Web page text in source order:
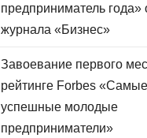
предприниматель года»
журнала «Бизнес»
Завоевание первого
рейтинге Forbes «Самые
успешные молодые
предприниматели»